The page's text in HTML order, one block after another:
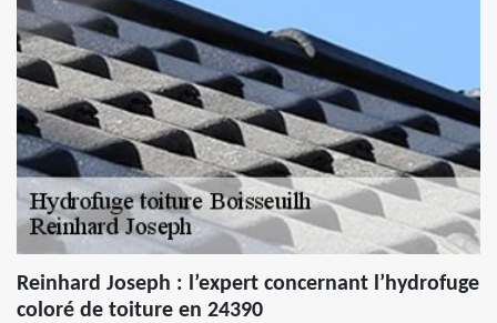
Reinhard Joseph : l’expert concernant l’hydrofuge
coloré de toiture en 24390